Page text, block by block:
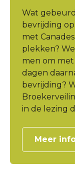
Wat
bevrijding
met
plekken?
men om
dagen
bevrijding?
in de lezing
Meer